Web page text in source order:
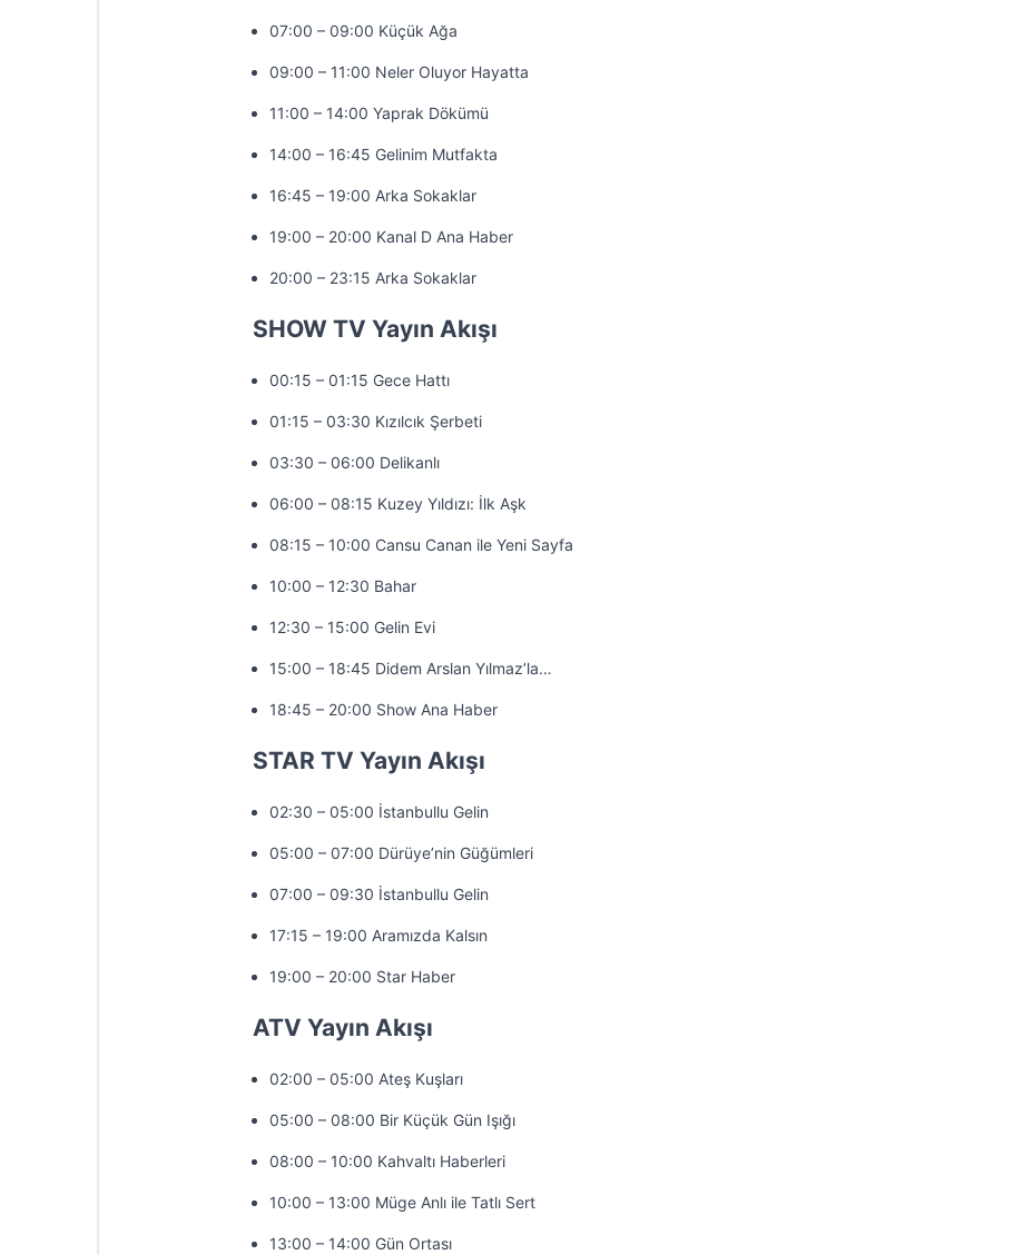
07:00 – 09:00 Küçük Ağa
09:00 – 11:00 Neler Oluyor Hayatta
11:00 – 14:00 Yaprak Dökümü
14:00 – 16:45 Gelinim Mutfakta
16:45 – 19:00 Arka Sokaklar
19:00 – 20:00 Kanal D Ana Haber
20:00 – 23:15 Arka Sokaklar
SHOW TV Yayın Akışı
00:15 – 01:15 Gece Hattı
01:15 – 03:30 Kızılcık Şerbeti
03:30 – 06:00 Delikanlı
06:00 – 08:15 Kuzey Yıldızı: İlk Aşk
08:15 – 10:00 Cansu Canan ile Yeni Sayfa
10:00 – 12:30 Bahar
12:30 – 15:00 Gelin Evi
15:00 – 18:45 Didem Arslan Yılmaz’la…
18:45 – 20:00 Show Ana Haber
STAR TV Yayın Akışı
02:30 – 05:00 İstanbullu Gelin
05:00 – 07:00 Dürüye’nin Güğümleri
07:00 – 09:30 İstanbullu Gelin
17:15 – 19:00 Aramızda Kalsın
19:00 – 20:00 Star Haber
ATV Yayın Akışı
02:00 – 05:00 Ateş Kuşları
05:00 – 08:00 Bir Küçük Gün Işığı
08:00 – 10:00 Kahvaltı Haberleri
10:00 – 13:00 Müge Anlı ile Tatlı Sert
13:00 – 14:00 Gün Ortası